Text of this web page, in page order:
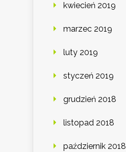
kwiecień 2019
marzec 2019
luty 2019
styczeń 2019
grudzień 2018
listopad 2018
październik 2018